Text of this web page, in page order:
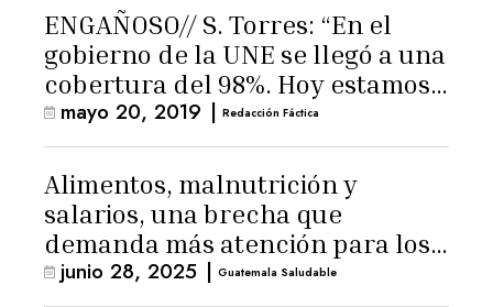
ENGAÑOSO// S. Torres: “En el
gobierno de la UNE se llegó a una
cobertura del 98%. Hoy estamos
como en el 73%”
mayo 20, 2019 | Redacción Fáctica
Alimentos, malnutrición y
salarios, una brecha que
demanda más atención para los
menores
junio 28, 2025 | Guatemala Saludable